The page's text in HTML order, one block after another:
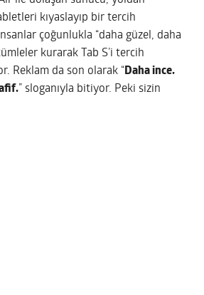
kıyaslayıp bir tercih
çoğunlukla “daha güzel, daha
kurarak Tab S’i tercih
Reklam da son olarak “Daha ince.
” sloganıyla bitiyor. Peki sizin